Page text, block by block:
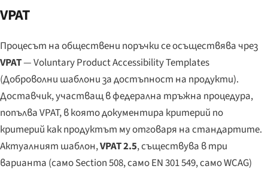
VPAT
Процесът на обществени поръчки се осъществява чрез
VPAT—Voluntary Product Accessibility Templates
(Доброволни шаблони за достъпност на продукти).
Доставчик, участващ в федерална тръжна процедура,
попълва VPAT, в която документира критерий по
критерий как продуктът му отговаря на стандартите.
Актуалният шаблон,VPAT 2.5, съществува в три
варианта (само Section 508, само EN 301 549, само WCAG)